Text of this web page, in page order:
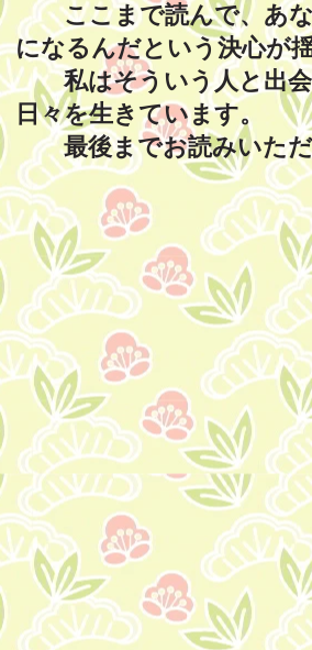
ここまで読んで、あな
になるんだという決心が
私はそういう人と出会
日々を生きています。
最後までお読みいただ
大